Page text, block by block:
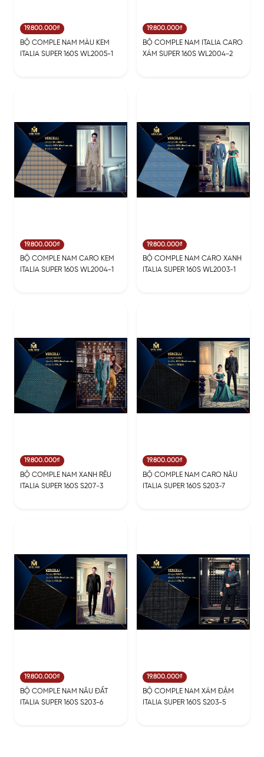
19.800.000₫
BỘ COMPLE NAM MÀU KEM
ITALIA SUPER 160S WL2005-1
19.800.000₫
BỘ COMPLE NAM ITALIA CARO
XÁM SUPER 160S WL2004-2
19.800.000₫
BỘ COMPLE NAM CARO KEM
ITALIA SUPER 160S WL2004-1
19.800.000₫
BỘ COMPLE NAM CARO XANH
ITALIA SUPER 160S WL2003-1
19.800.000₫
BỘ COMPLE NAM XANH RÊU
ITALIA SUPER 160S S207-3
19.800.000₫
BỘ COMPLE NAM CARO NÂU
ITALIA SUPER 160S S203-7
19.800.000₫
BỘ COMPLE NAM NÂU ĐẤT
ITALIA SUPER 160S S203-6
19.800.000₫
BỘ COMPLE NAM XÁM ĐẬM
ITALIA SUPER 160S S203-5